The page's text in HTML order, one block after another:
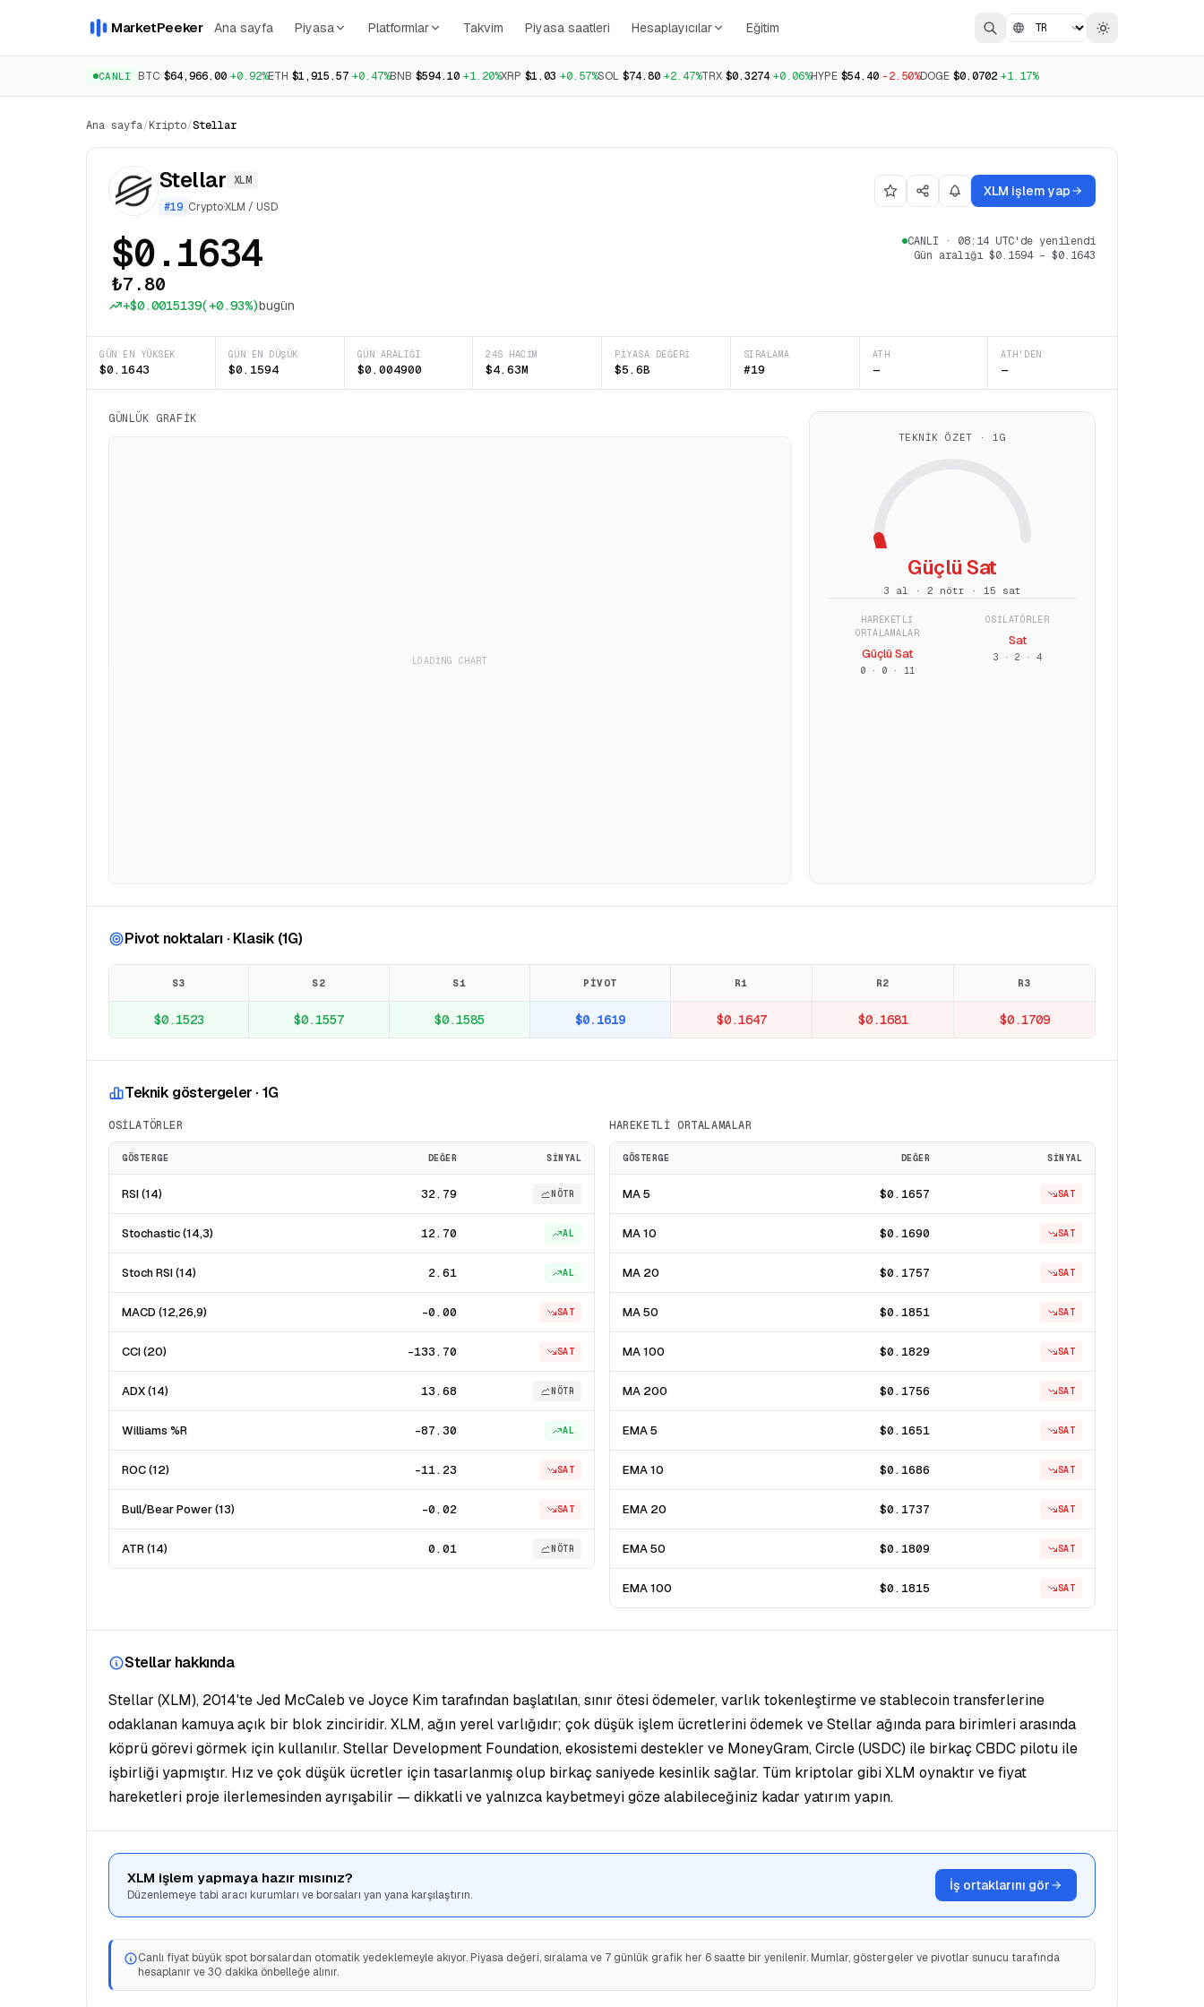
MarketPeeker Ana sayfa Piyasa Platformlar Takvim Piyasa saatleri Hesaplayıcılar Eğitim
CANLI BTC $64,966.00 +0.92%ETH $1,915.57 +0.47%BNB $594.10 +1.20%XRP $1.03 +0.57%SOL $74.80 +2.47%TRX $0.3274 +0.06%HYPE $54.40 -2.50%DOGE $0.0702 +1.17%
Ana sayfa/Kripto/Stellar
Stellar XLM
#19 Crypto·XLM / USD
XLM işlem yap
$0.1634
₺7.80
+$0.0015139(+0.93%)bugün
CANLI · 08:14 UTC'de yenilendi
Gün aralığı $0.1594 – $0.1643
GÜN EN YÜKSEK
$0.1643
GÜN EN DÜŞÜK
$0.1594
GÜN ARALIĞI
$0.004900
24S HACIM
$4.63M
PIYASA DEĞERI
$5.6B
SIRALAMA
#19
ATH
—
ATH'DEN
—
GÜNLÜK GRAFIK
LOADING CHART
TEKNIK ÖZET · 1G
Güçlü Sat
3 al · 2 nötr · 15 sat
HAREKETLI
ORTALAMALAR
Güçlü Sat
0 · 0 · 11
OSILATÖRLER
Sat
3 · 2 · 4
Pivot noktaları · Klasik (1G)
S3 S2 S1 PIVOT R1 R2 R3
$0.1523 $0.1557 $0.1585 $0.1619 $0.1647 $0.1681 $0.1709
Teknik göstergeler · 1G
OSILATÖRLER
GÖSTERGE DEĞER SINYAL
RSI (14) 32.79 NÖTR
Stochastic (14,3) 12.70 AL
Stoch RSI (14) 2.61 AL
MACD (12,26,9) -0.00 SAT
CCI (20) -133.70 SAT
ADX (14) 13.68 NÖTR
Williams %R -87.30 AL
ROC (12) -11.23 SAT
Bull/Bear Power (13) -0.02 SAT
ATR (14) 0.01 NÖTR
HAREKETLI ORTALAMALAR
GÖSTERGE DEĞER SINYAL
MA 5 $0.1657 SAT
MA 10 $0.1690 SAT
MA 20 $0.1757 SAT
MA 50 $0.1851 SAT
MA 100 $0.1829 SAT
MA 200 $0.1756 SAT
EMA 5 $0.1651 SAT
EMA 10 $0.1686 SAT
EMA 20 $0.1737 SAT
EMA 50 $0.1809 SAT
EMA 100 $0.1815 SAT
Stellar hakkında
Stellar (XLM), 2014'te Jed McCaleb ve Joyce Kim tarafından başlatılan, sınır ötesi ödemeler, varlık tokenleştirme ve stablecoin transferlerine
odaklanan kamuya açık bir blok zinciridir. XLM, ağın yerel varlığıdır; çok düşük işlem ücretlerini ödemek ve Stellar ağında para birimleri arasında
köprü görevi görmek için kullanılır. Stellar Development Foundation, ekosistemi destekler ve MoneyGram, Circle (USDC) ile birkaç CBDC pilotu ile
işbirliği yapmıştır. Hız ve çok düşük ücretler için tasarlanmış olup birkaç saniyede kesinlik sağlar. Tüm kriptolar gibi XLM oynaktır ve fiyat
hareketleri proje ilerlemesinden ayrışabilir — dikkatli ve yalnızca kaybetmeyi göze alabileceğiniz kadar yatırım yapın.
XLM işlem yapmaya hazır mısınız?
Düzenlemeye tabi aracı kurumları ve borsaları yan yana karşılaştırın.
İş ortaklarını gör
Canlı fiyat büyük spot borsalardan otomatik yedeklemeyle akıyor. Piyasa değeri, sıralama ve 7 günlük grafik her 6 saatte bir yenilenir. Mumlar, göstergeler ve pivotlar sunucu tarafında
hesaplanır ve 30 dakika önbelleğe alınır.